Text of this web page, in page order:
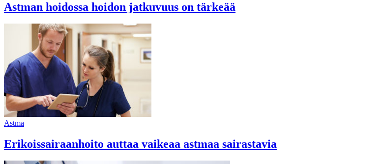
Astman hoidossa hoidon jatkuvuus on tärkeää
Astma
Erikoissairaanhoito auttaa vaikeaa astmaa sairastavia